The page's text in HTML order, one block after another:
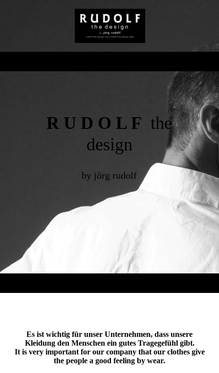
R U D O L F the
design
by jörg rudolf
Es ist wichtig für unser Unternehmen, dass unsere
Kleidung den Menschen ein gutes Tragegefühl gibt.
It is very important for our company that our clothes give
the people a good feeling by wear.